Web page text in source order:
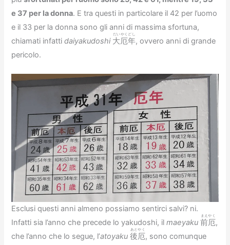
e 37 per la donna. E tra questi in particolare il 42 per l’uomo
e il 33 per la donna sono gli anni di massima sfortuna,
chiamati infattidaiyakudoshi 大厄年
だいやくどし
, ovvero anni di grande
pericolo.
Esclusi questi anni almeno possiamo sentirci salvi? ni.
Infatti sia l’anno che precede lo yakudoshi, ilmaeyaku 前厄
まえやく
,
che l’anno che lo segue, l’atoyaku 後厄
あとやく
, sono comunque